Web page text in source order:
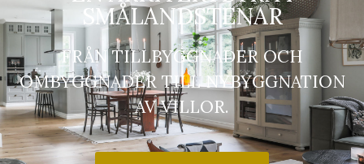
SMÅLANDSTENAR
FRÅN TILLBYGGNADER OCH
OMBYGGNADER TILL NYBYGGNATION
AV VILLOR.